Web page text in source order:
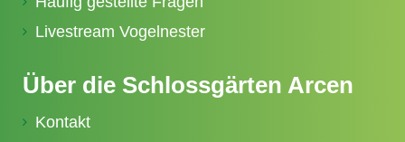
Livestream Vogelnester
Über die Schlossgärten Arcen
Kontakt